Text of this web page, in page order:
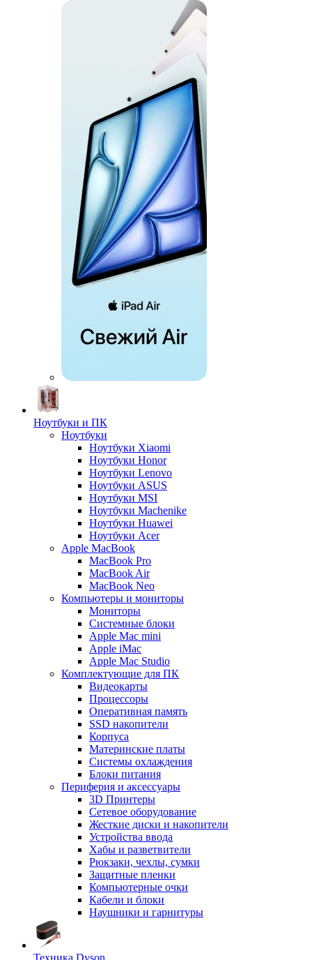
Ноутбуки и ПК
Ноутбуки
Ноутбуки Xiaomi
Ноутбуки Honor
Ноутбуки Lenovo
Ноутбуки ASUS
Ноутбуки MSI
Ноутбуки Machenike
Ноутбуки Huawei
Ноутбуки Acer
Apple MacBook
MacBook Pro
MacBook Air
MacBook Neo
Компьютеры и мониторы
Мониторы
Системные блоки
Apple Mac mini
Apple iMac
Apple Mac Studio
Комплектующие для ПК
Видеокарты
Процессоры
Оперативная память
SSD накопители
Корпуса
Материнские платы
Системы охлаждения
Блоки питания
Периферия и аксессуары
3D Принтеры
Сетевое оборудование
Жесткие диски и накопители
Устройства ввода
Хабы и разветвители
Рюкзаки, чехлы, сумки
Защитные пленки
Компьютерные очки
Кабели и блоки
Наушники и гарнитуры
Техника Dyson